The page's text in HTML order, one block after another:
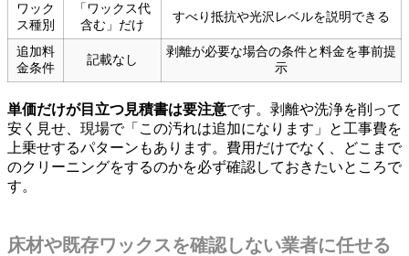
ワック
ス種別
「ワックス代
含む」だけ
すべり抵抗や光沢レベルを説明できる
追加料
金条件
記載なし
剥離が必要な場合の条件と料金を事前提
示
単価だけが目立つ見積書は要注意です。剥離や洗浄を削って
安く見せ、現場で「この汚れは追加になります」と工事費を
上乗せするパターンもあります。費用だけでなく、どこまで
のクリーニングをするのかを必ず確認しておきたいところで
す。
床材や既存ワックスを確認しない業者に任せる